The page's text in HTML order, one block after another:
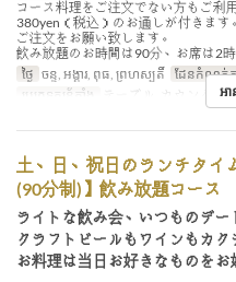
コース料理をご注文でない方もご利
380yen（税込）のお通しが付きま
ご注文をお願い致します。
飲み放題のお時間は90分、お席は2時
ថ្ងៃ ចន្ទ, អង្គារ, ពុធ, ព្រហស្បតិ៍ ដែនកំណត់ក
ប្រភេទកន្រ្ត័តាំង
テーブル, カウンターអា
土、日、祝日のランチタイ
(90分制)】飲み放題コース
ライトな飲み会、いつものデー
クラフトビールもワインもカク
お料理は当日お好きなものをお